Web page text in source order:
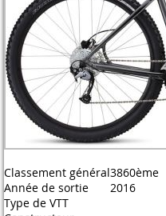
Classement général3860ème
Année de sortie
2016
Type de VTT